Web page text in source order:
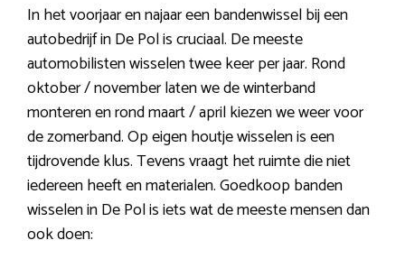
In het voorjaar en najaar een bandenwissel bij een
autobedrijf in De Pol is cruciaal. De meeste
automobilisten wisselen twee keer per jaar. Rond
oktober / november laten we de winterband
monteren en rond maart / april kiezen we weer voor
de zomerband. Op eigen houtje wisselen is een
tijdrovende klus. Tevens vraagt het ruimte die niet
iedereen heeft en materialen. Goedkoop banden
wisselen in De Pol is iets wat de meeste mensen dan
ook doen: